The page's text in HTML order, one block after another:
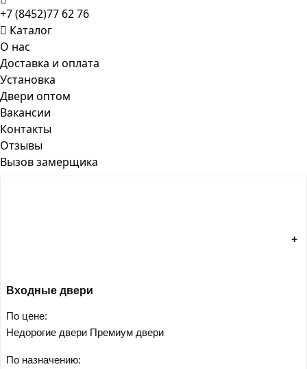
+7 (8452)77 62 76
Каталог
О нас
Доставка и оплата
Установка
Двери оптом
Вакансии
Контакты
Отзывы
Вызов замерщика
Входные двери
По цене:
Недорогие двери Премиум двери
По назначению: